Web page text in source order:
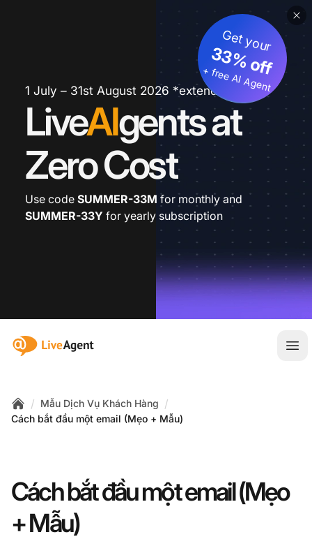
1 July – 31st August 2026 *extended
LiveAIgents at
Zero Cost
Get your
33% off
+ free AI Agent
Use code SUMMER-33M for monthly and
SUMMER-33Y for yearly subscription
:site.title
Mở
Home
/ Mẫu Dịch Vụ Khách Hàng /
Cách bắt đầu một email (Mẹo + Mẫu)
Cách bắt đầu một email (Mẹo
+ Mẫu)